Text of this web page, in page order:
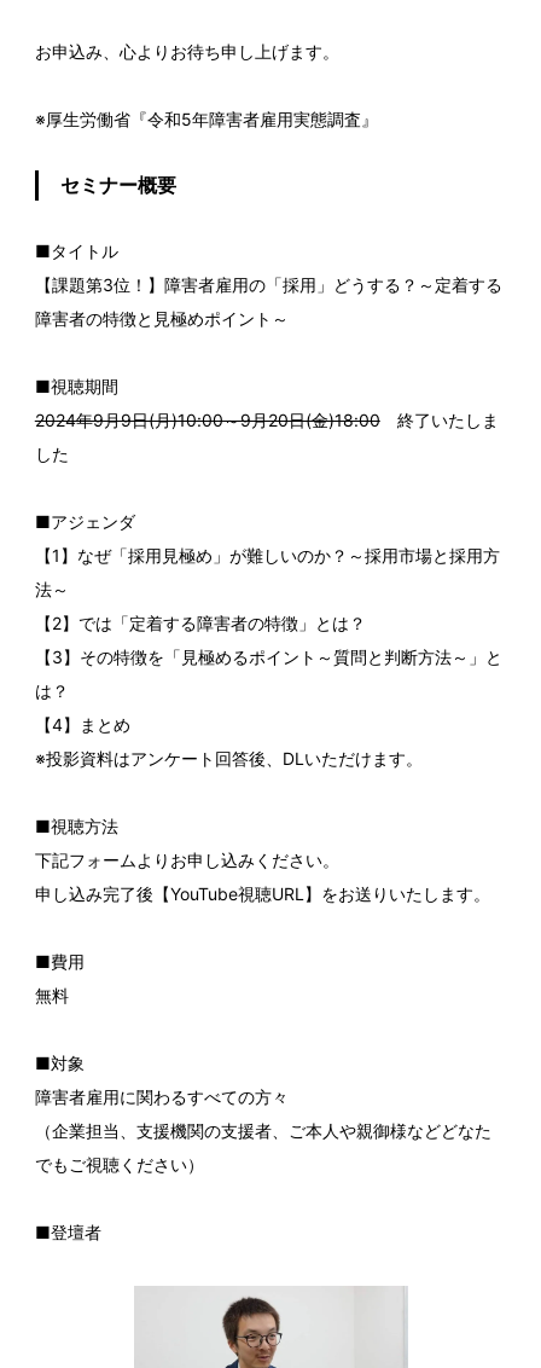
お申込み、心よりお待ち申し上げます。
※厚生労働省『令和5年障害者雇用実態調査』
セミナー概要
■タイトル
【課題第3位！】障害者雇用の「採用」どうする？～定着する
障害者の特徴と見極めポイント～
■視聴期間
2024年9月9日(月)10:00～9月20日(金)18:00終了いたしま
した
■アジェンダ
【1】なぜ「採用見極め」が難しいのか？～採用市場と採用方
法～
【2】では「定着する障害者の特徴」とは？
【3】その特徴を「見極めるポイント～質問と判断方法～」と
は？
【4】まとめ
※投影資料はアンケート回答後、DLいただけます。
■視聴方法
下記フォームよりお申し込みください。
申し込み完了後【YouTube視聴URL】をお送りいたします。
■費用
無料
■対象
障害者雇用に関わるすべての方々
（企業担当、支援機関の支援者、ご本人や親御様などどなた
でもご視聴ください）
■登壇者